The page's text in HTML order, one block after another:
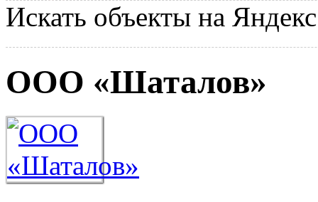
Искать объекты на
ООО «Шаталов»